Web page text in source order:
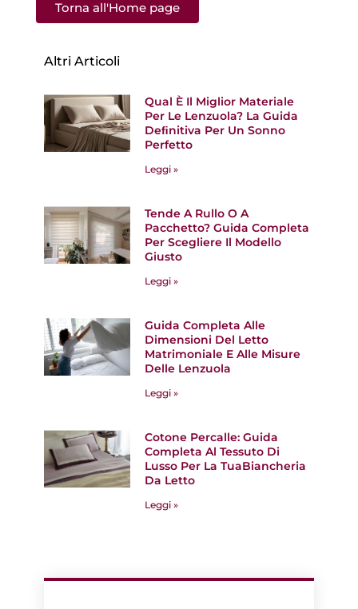
Torna all'Home page
Altri Articoli
Qual È Il Miglior Materiale
Per Le Lenzuola? La Guida
Deﬁnitiva Per Un Sonno
Perfetto
Leggi »
Tende A Rullo O A
Pacchetto? Guida Completa
Per Scegliere Il Modello
Giusto
Leggi »
Guida Completa Alle
Dimensioni Del Letto
Matrimoniale E Alle Misure
Delle Lenzuola
Leggi »
Cotone Percalle: Guida
Completa Al Tessuto Di
Lusso Per La TuaBiancheria
Da Letto
Leggi »